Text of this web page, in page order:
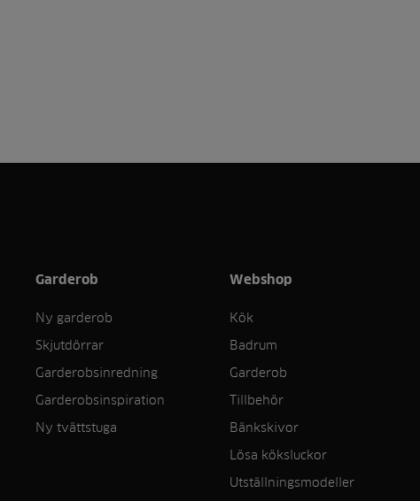
Garderob
Ny garderob
Skjutdörrar
Garderobsinredning
Garderobsinspiration
Ny tvättstuga
Webshop
Kök
Badrum
Garderob
Tillbehör
Bänkskivor
Lösa köksluckor
Utställningsmodeller